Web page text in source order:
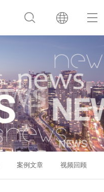
案例文章 视频回顾